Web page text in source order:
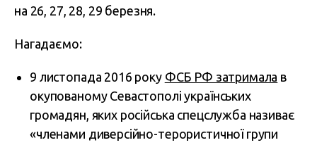
на 26, 27, 28, 29 березня.
Нагадаємо:
9 листопада 2016 року ФСБ РФ затримала в
окупованому Севастополі українських
громадян, яких російська спецслужба називає
«членами диверсійно-терористичної групи